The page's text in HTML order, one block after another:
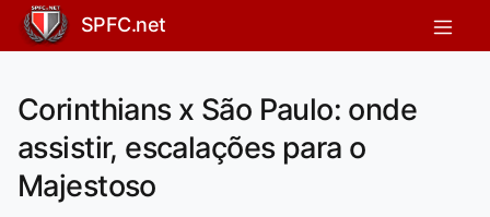
SPFC.net
Corinthians x São Paulo: onde
assistir, escalações para o
Majestoso